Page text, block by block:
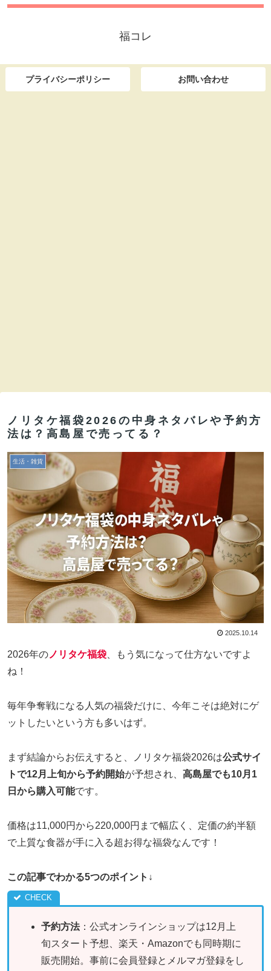
福コレ
プライバシーポリシー お問い合わせ
ノリタケ福袋2026の中身ネタバレや予約方
法は？高島屋で売ってる？
生活・雑貨
2025.10.14
2026年の ノリタケ福袋 、もう気になって仕方ないですよ
ね！
毎年争奪戦になる人気の福袋だけに、今年こそは絶対にゲ
ットしたいという方も多いはず。
まず結論からお伝えすると、ノリタケ福袋2026は公式サイ
トで12月上旬から予約開始が予想され、 高島屋でも10月1
日から購入可能です。
価格は11,000円から220,000円まで幅広く、定価の約半額
で上質な食器が手に入る超お得な福袋なんです！
この記事でわかる5つのポイント↓
予約方法：公式オンラインショップは12月上
旬スタート予想、楽天・Amazonでも同時期に
販売開始。事前に会員登録とメルマガ登録をし